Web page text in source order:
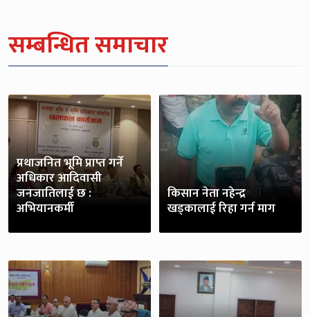
सम्बन्धित समाचार
प्रथाजनित भूमि प्राप्त गर्ने
अधिकार आदिवासी
जनजातिलाई छ :
अभियानकर्मी
किसान नेता नहेन्द्र
खड्कालाई रिहा गर्न माग